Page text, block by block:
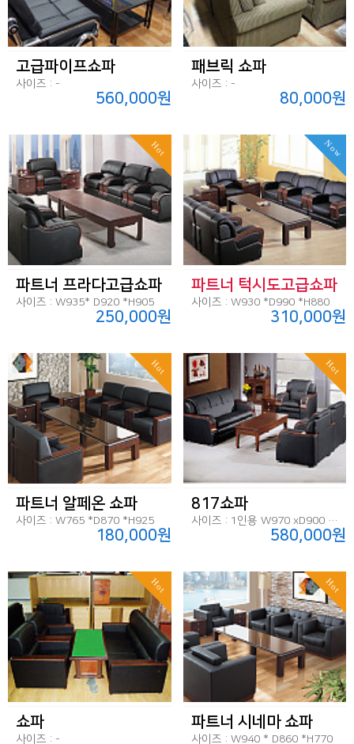
고급파이프쇼파
사이즈 : -
560,000원
패브릭 쇼파
사이즈 : -
80,000원
Hot
파트너 프라다고급쇼파
사이즈 : W935* D920 *H905
250,000원
Now
파트너 턱시도고급쇼파
사이즈 : W930 *D990 *H880
310,000원
Hot
파트너 알페온 쇼파
사이즈 : W765 *D870 *H925
180,000원
Hot
817쇼파
사이즈 : 1인용 W970 xD900 x H920, 3인용 W 1860 x D900 x H920
580,000원
Hot
쇼파
사이즈 : -
Hot
파트너 시네마 쇼파
사이즈 : W940 * D860 *H770